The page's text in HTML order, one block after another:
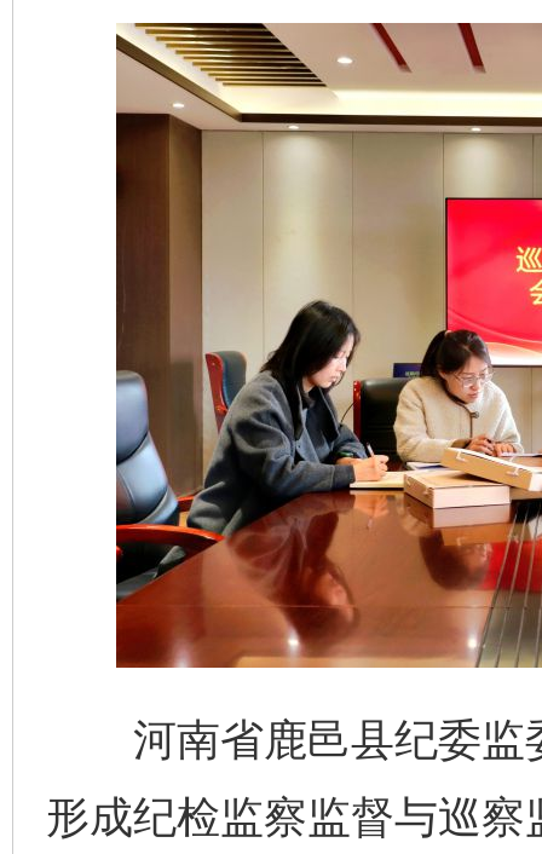
河南省鹿邑县纪委监
形成纪检监察监督与巡